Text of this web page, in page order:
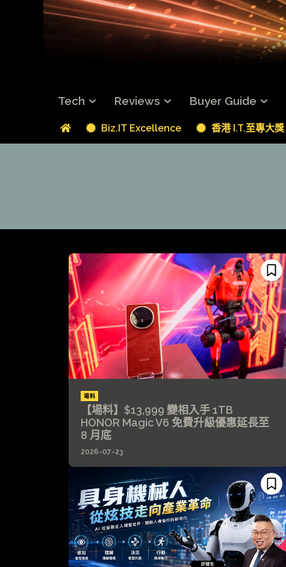
Tech Reviews Buyer Guide
Biz.IT Excellence 香港 I.T.至專大獎
場料
【場料】$13,999 變相入手 1TB
HONOR Magic V6 免費升級優惠延長至
8 月底
2026-07-23